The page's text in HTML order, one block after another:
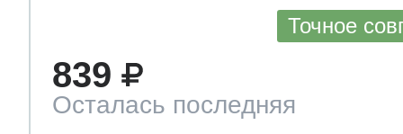
Точное
839
Осталась последняя